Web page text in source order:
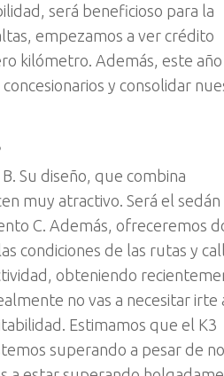
será beneficioso para la
empezamos a ver crédito
kilómetro. Además, este año
y consolidar
Su diseño, que combina
muy atractivo. Será el sedán
C. Además, ofreceremos
condiciones de las rutas y
obteniendo
no vas a necesitar irte
Estimamos que el K3
superando a pesar de no